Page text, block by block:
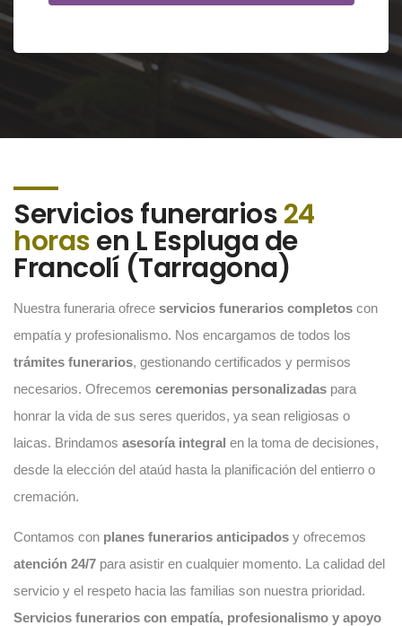
Servicios funerarios24
horasen L Espluga de
Francolí (Tarragona)
Nuestra funeraria ofrece servicios funerarios completos con
empatía y profesionalismo. Nos encargamos de todos los
trámites funerarios, gestionando certificados y permisos
necesarios. Ofrecemos ceremonias personalizadas para
honrar la vida de sus seres queridos, ya sean religiosas o
laicas. Brindamos asesoría integral en la toma de decisiones,
desde la elección del ataúd hasta la planificación del entierro o
cremación.
Contamos con planes funerarios anticipados y ofrecemos
atención 24/7 para asistir en cualquier momento. La calidad del
servicio y el respeto hacia las familias son nuestra prioridad.
Servicios funerarios con empatía, profesionalismo y apoyo